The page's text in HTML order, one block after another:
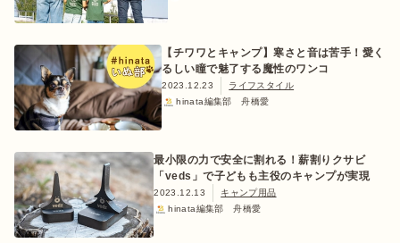
【チワワとキャンプ】寒さと音は苦手！愛く
るしい瞳で魅了する魔性のワンコ
2023.12.23
ライフスタイル
hinata編集部 舟橋愛
最小限の力で安全に割れる！薪割りクサビ
「veds」で子どもも主役のキャンプが実現
2023.12.13
キャンプ用品
hinata編集部 舟橋愛
マガジン イベント